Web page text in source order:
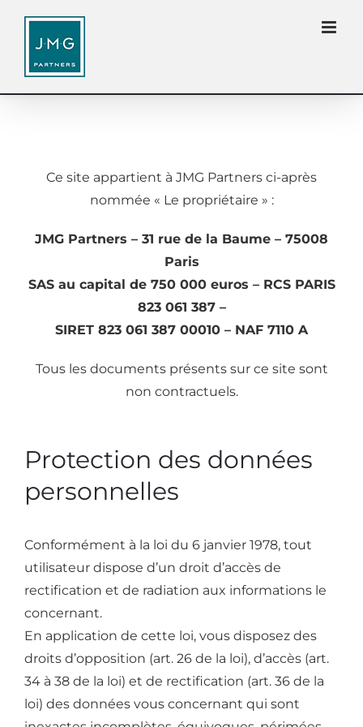
contenu
Ce site appartient à JMG Partners ci-après
nommée « Le propriétaire » :
JMG Partners – 31 rue de la Baume – 75008
Paris
SAS au capital de 750 000 euros – RCS PARIS
823 061 387 –
SIRET 823 061 387 00010 – NAF 7110 A
Tous les documents présents sur ce site sont
non contractuels.
Protection des données
personnelles
Conformément à la loi du 6 janvier 1978, tout
utilisateur dispose d’un droit d’accès de
rectification et de radiation aux informations le
concernant.
En application de cette loi, vous disposez des
droits d’opposition (art. 26 de la loi), d’accès (art.
34 à 38 de la loi) et de rectification (art. 36 de la
loi) des données vous concernant qui sont
Ce site utilise des cookies pour améliorer votre
expérience de navigation.